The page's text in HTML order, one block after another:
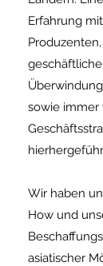
Erfahrung
sowie immer
Wir haben
How und
asiatischer